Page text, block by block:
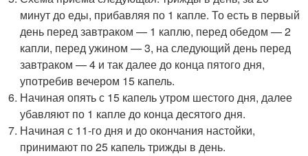
минут до еды, прибавляя по 1 капле. То есть в первый
день перед завтраком — 1 каплю, перед обедом — 2
капли, перед ужином — 3, на следующий день перед
завтраком — 4 и так далее до конца пятого дня,
употребив вечером 15 капель.
Начиная опять с 15 капель утром шестого дня, далее
убавляют по 1 капле до конца десятого дня.
Начиная с 11-го дня и до окончания настойки,
принимают по 25 капель трижды в день.